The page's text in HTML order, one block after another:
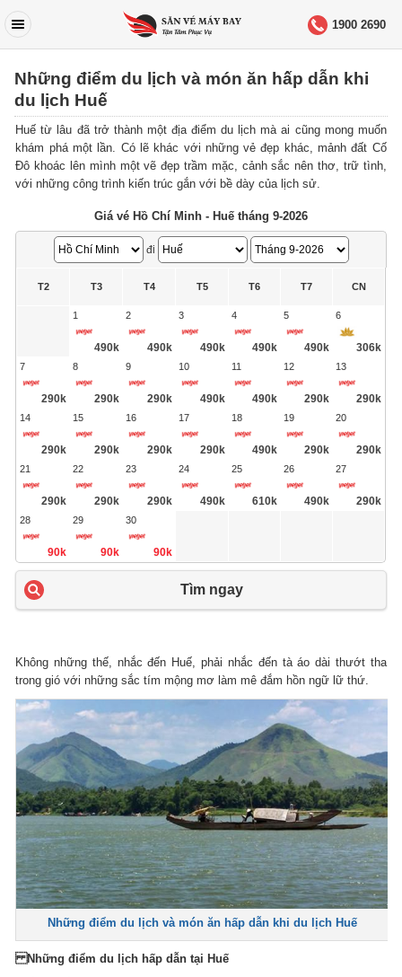
1900 2690
Những điểm du lịch và món ăn hấp dẫn khi
du lịch Huế
Huế từ lâu đã trở thành một địa điểm du lịch mà ai cũng mong muốn
khám phá một lần. Có lẽ khác với những vẻ đẹp khác, mảnh đất Cố
Đô khoác lên mình một vẽ đẹp trầm mặc, cảnh sắc nên thơ, trữ tình,
với những công trình kiến trúc gắn với bề dày của lịch sử.
Giá vé Hồ Chí Minh - Huế tháng 9-2026
đi
T2 T3 T4 T5 T6 T7 CN
1
490k
2
490k
3
490k
4
490k
5
490k
6
306k
7
290k
8
290k
9
290k
10
490k
11
490k
12
290k
13
290k
14
290k
15
290k
16
290k
17
290k
18
490k
19
290k
20
290k
21
290k
22
290k
23
290k
24
490k
25
610k
26
490k
27
290k
28
90k
29
90k
30
90k
Tìm ngay
Không những thế, nhắc đến Huế, phải nhắc đến tà áo dài thướt tha
trong gió với những sắc tím mộng mơ làm mê đắm hồn ngữ lữ thứ.
Những điểm du lịch và món ăn hấp dẫn khi du lịch Huế
Những điểm du lịch hấp dẫn tại Huế